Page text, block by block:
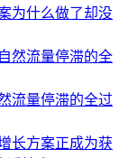
为什么做了却没
流量停滞的全过